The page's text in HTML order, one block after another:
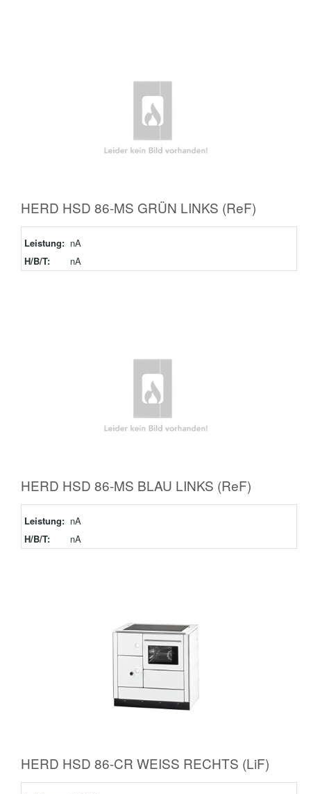
HERD HSD 86-MS GRÜN LINKS (ReF)
Leistung: nA
H/B/T:
nA
HERD HSD 86-MS BLAU LINKS (ReF)
Leistung: nA
H/B/T:
nA
HERD HSD 86-CR WEISS RECHTS (LiF)